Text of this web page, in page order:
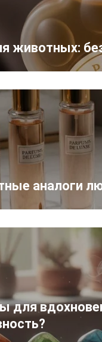
животных:
аналоги
для